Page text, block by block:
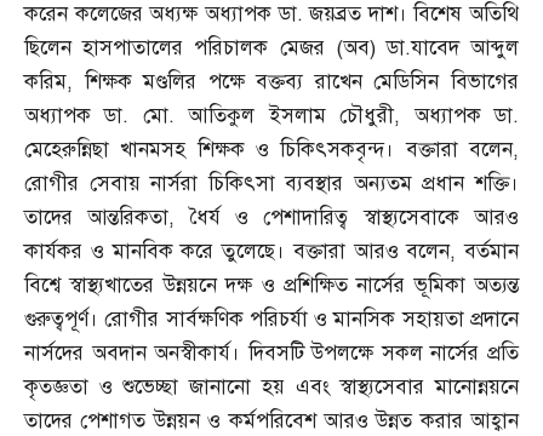
করেন কলেজের অধ্যক্ষ অধ্যাপক ডা.জয়ব্রত দাশ। বিশেষ অতিথি
ছিলেন হাসপাতালের পরিচালক মেজর (অব)ডা.যাবেদ আব্দুল
করিম,শিক্ষক মণ্ডলির পক্ষে বক্তব্য রাখেন মেডিসিন বিভাগের
অধ্যাপক ডা. মো.আতিকুল ইসলাম চৌধুরী,অধ্যাপক ডা.
মেহেরুন্নিছা খানমসহ শিক্ষক ও চিকিৎসকবৃন্দ। বক্তারা বলেন,
রোগীর সেবায় নার্সরা চিকিৎসা ব্যবস্থার অন্যতম প্রধান শক্তি।
তাদের আন্তরিকতা,ধৈর্য ও পেশাদারিত্ব স্বাস্থ্যসেবাকে আরও
কার্যকর ও মানবিক করে তুলেছে। বক্তারা আরও বলেন,বর্তমান
বিশ্বে স্বাস্থ্যখাতের উন্নয়নে দক্ষ ও প্রশিক্ষিত নার্সের ভূমিকা অত্যন্ত
গুরুত্বপূর্ণ। রোগীর সার্বক্ষণিক পরিচর্যা ও মানসিক সহায়তা প্রদানে
নার্সদের অবদান অনস্বীকার্য। দিবসটি উপলক্ষে সকল নার্সের প্রতি
কৃতজ্ঞতা ও শুভেচ্ছা জানানো হয় এবং স্বাস্থ্যসেবার মানোন্নয়নে
তাদের পেশাগত উন্নয়ন ও কর্মপরিবেশ আরও উন্নত করার আহ্বান